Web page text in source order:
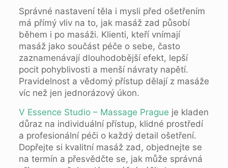
Správné nastavení těla i mysli před ošetřením
má přímý vliv na to, jak masáž zad působí
během i po masáži. Klienti, kteří vnímají
masáž jako součást péče o sebe, často
zaznamenávají dlouhodobější efekt, lepší
pocit pohyblivosti a menší návraty napětí.
Pravidelnost a vědomý přístup dělají z masáže
víc než jen jednorázový úkon.
V Essence Studio – Massage Prague je kladen
důraz na individuální přístup, klidné prostředí
a profesionální péči o každý detail ošetření.
Dopřejte si kvalitní masáž zad, objednejte se
na termín a přesvědčte se, jak může správná